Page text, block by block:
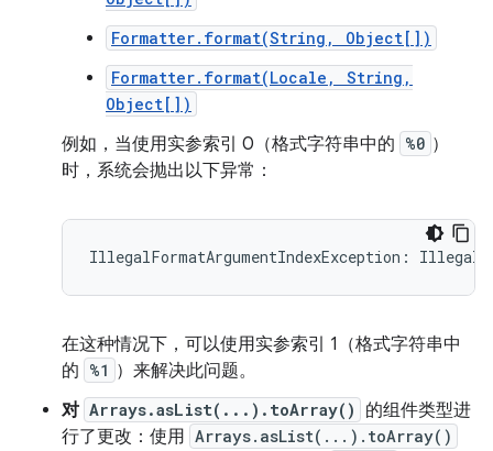
Formatter.format(String, Object[])
Formatter.format(Locale, String,
Object[])
例如，当使用实参索引 0（格式字符串中的 %0 ）
时，系统会抛出以下异常：
在这种情况下，可以使用实参索引 1（格式字符串中
的 %1 ）来解决此问题。
对 Arrays.asList(...).toArray()
的组件类型进
行了更改：使用 Arrays.asList(...).toArray()